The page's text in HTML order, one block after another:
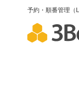
予約・順番管理（